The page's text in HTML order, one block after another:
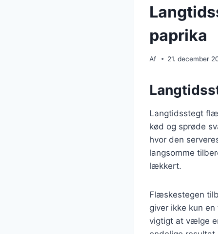
paprika
Af 21. december
Langtidsstegt
kød og sprøde
hvor den
langsomme
lækkert.
Flæskestegen
giver ikke kun
vigtigt at vælge